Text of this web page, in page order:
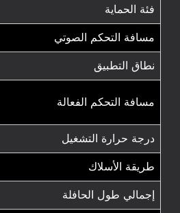
فئة الحماية
مسافة التحكم الصوتي
نطاق التطبيق
مسافة التحكم الفعالة
درجة حرارة التشغيل
طريقة الأسلاك
إجمالي طول الحافلة